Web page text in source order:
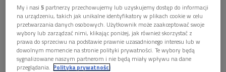
My i nasi5 partnerzy przechowujemy lub uzyskujemy dostęp do informacji
na urządzeniu, takich jak unikalne identyfikatory w plikach cookie w celu
przetwarzania danych osobowych. Użytkownik może zaakceptować swoje
wybory lub zarządzać nimi, klikając poniżej, jak również skorzystać z
prawa do sprzeciwu na podstawie prawnie uzasadnionego interesu lub w
dowolnym momencie na stronie polityki prywatności. Te wybory będą
sygnalizowane naszym partnerom i nie będą miały wpływu na dane
przeglądania. Polityka prywatności